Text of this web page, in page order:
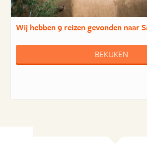
Wij hebben9 reizengevonden naar
BEKIJKEN